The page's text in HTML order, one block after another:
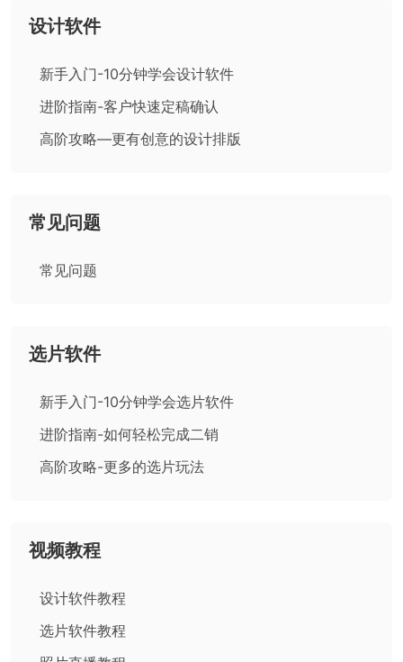
设计软件
新手入门-10分钟学会设计软件
进阶指南-客户快速定稿确认
高阶攻略—更有创意的设计排版
常见问题
常见问题
选片软件
新手入门-10分钟学会选片软件
进阶指南-如何轻松完成二销
高阶攻略-更多的选片玩法
视频教程
设计软件教程
选片软件教程